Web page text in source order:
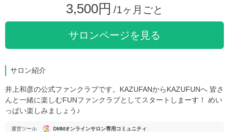
3,500円 /1ヶ月ごと
サロンページを見る
サロン紹介
井上和彦の公式ファンクラブです。KAZUFANからKAZUFUNへ 皆さ
んと一緒に楽しむFUNファンクラブとしてスタートしまーす！ めい
っぱい楽しみましょう♪
運営ツール DMMオンラインサロン専用コミュニティ